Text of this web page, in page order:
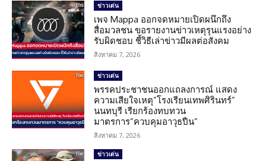
ข่าวเด่น
เพจ Mappa ออกจดหมายเปิดผนึกถึง
สื่อมวลชน ขอรายงานข่าวเหตุรุนแรงอย่าง
รับผิดชอบ ชี้วิธีเล่าข่าวมีผลต่อสังคม
สิงหาคม 7, 2026
ข่าวเด่น
พรรคประชาชนออกแถลงการณ์ แสดง
ความเสียใจเหตุ”โรงเรียนเทพศิรินทร์”
นนทบุรี เรียกร้องทบทวน
มาตรการ”ควบคุมอาวุธปืน”
สิงหาคม 7, 2026
ข่าวเด่น